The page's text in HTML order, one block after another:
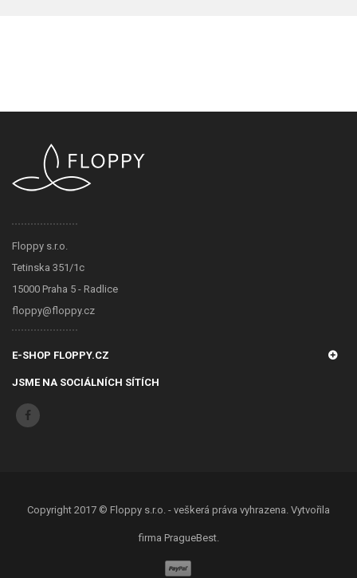
Floppy s.r.o.
Tetinska 351/1c
15000 Praha 5 - Radlice
floppy@floppy.cz
E-SHOP FLOPPY.CZ
JSME NA SOCIÁLNÍCH SÍTÍCH
Copyright 2017 © Floppy s.r.o. - veškerá práva vyhrazena. Vytvořila
firma PragueBest.